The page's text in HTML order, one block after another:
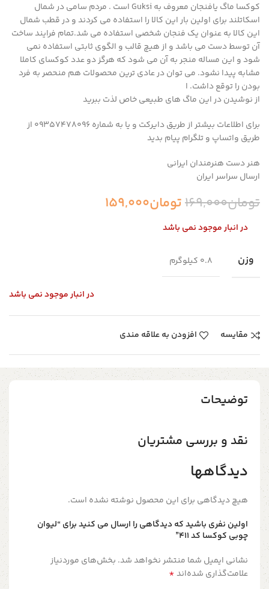
کوکسا ماگ یافنجان معروف به Guksi است . مردم سامی در شمال
اسکاتلند برای اولین بار این کالا را استفاده می کردند و در قطب شمال
این کالا به عنوان یک فنجان شخصی استفاده می شد.تمام فرایند ساخت
آن توسط دست می باشد و از هیچ قالب و الگوی ثابتی استفاده نمی
شود و این مساله منجر به آن می شود که هرگز دو عدد کوکسای کاملا
مشابه پیدا نشود. می توان در عادی ترین محصولات هم منحصر به فرد
بودن را توقع داشت. ا
از نوشیدن در این ماگ های طبیعی خاص لذت ببرید
برای اطلاعات بیشتر از طریق دایرکت و یا به شماره 09357478096 از
طریق واتساپ و تلگرام پیام بدید
هنر دست هنرمندان ایرانی
ارسال سراسر ایران
تومان169,000تومان159,000
در انبار موجود نمی باشد
وزن 0.8 کیلوگرم
در انبار موجود نمی باشد
مقایسه افزودن به علاقه مندی
توضیحات
نقد و بررسی مشتریان
دیدگاهها
هیچ دیدگاهی برای این محصول نوشته نشده است.
اولین نفری باشید که دیدگاهی را ارسال می کنید برای “لیوان
چوبی کوکسا کد ۴۱۱”
نشانی ایمیل شما منتشر نخواهد شد. بخش‌های موردنیاز
علامت‌گذاری شده‌اند*